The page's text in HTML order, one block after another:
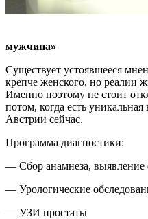
Чек-ап
мужчина»
Существует устоявшееся
крепче женского, но реалии
Именно поэтому не стоит
потом, когда есть
Австрии сейчас.
Программа диагностики:
— Сбор анамнеза, выявление
— Урологические
— УЗИ простаты